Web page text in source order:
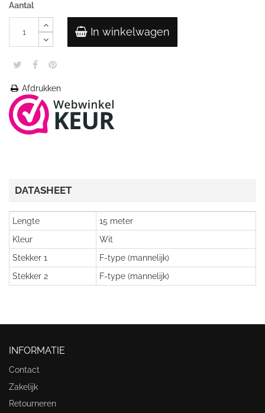
Aantal
In winkelwagen
Afdrukken
DATASHEET
Lengte
15 meter
Kleur
Wit
Stekker 1
F-type (mannelijk)
Stekker 2
F-type (mannelijk)
INFORMATIE
Contact
Zakelijk
Retourneren